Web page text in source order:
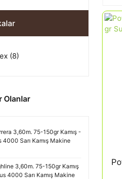
(8)
Olanlar
3,60m. 75-150gr Kamış -
4000 Sarı Kamış Makine
3,60m. 75-150gr Kamış
4000 Sarı Kamış Makine